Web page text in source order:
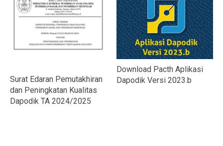
Surat Edaran Pemutakhiran
dan Peningkatan Kualitas
Dapodik TA 2024/2025
Download Pacth Aplikasi
Dapodik Versi 2023.b